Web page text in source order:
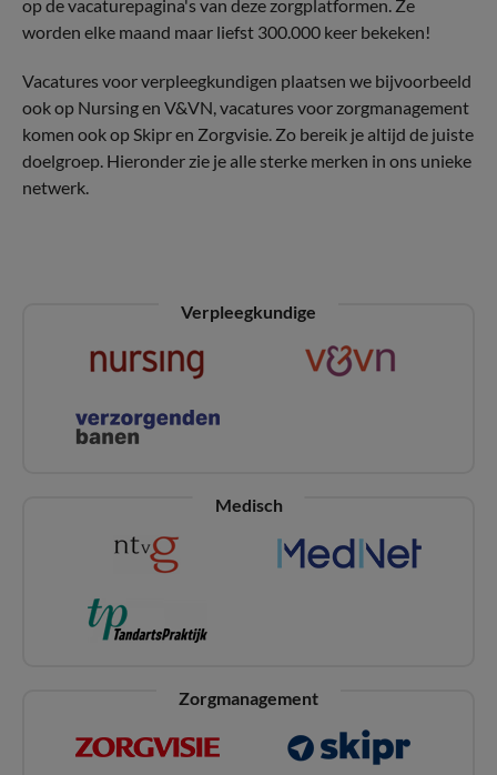
op de vacaturepagina's van deze zorgplatformen. Ze
worden elke maand maar liefst 300.000 keer bekeken!
Vacatures voor verpleegkundigen plaatsen we bijvoorbeeld
ook op Nursing en V&VN, vacatures voor zorgmanagement
komen ook op Skipr en Zorgvisie. Zo bereik je altijd de juiste
doelgroep. Hieronder zie je alle sterke merken in ons unieke
netwerk.
Verpleegkundige
Medisch
Zorgmanagement